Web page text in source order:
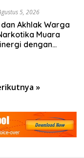
5, 2026
Akhlak Warga
Muara
dengan
»